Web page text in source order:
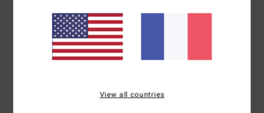
Poches à l'arrière
Étiquette rectangulaire du logo à l'arrière de la taille.
Composition[Matière Principale] 100% Coton
View all countries